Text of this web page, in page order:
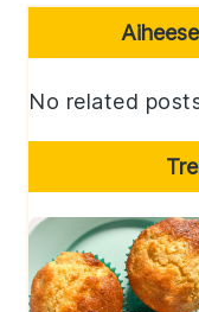
Primary
Sidebar
No related